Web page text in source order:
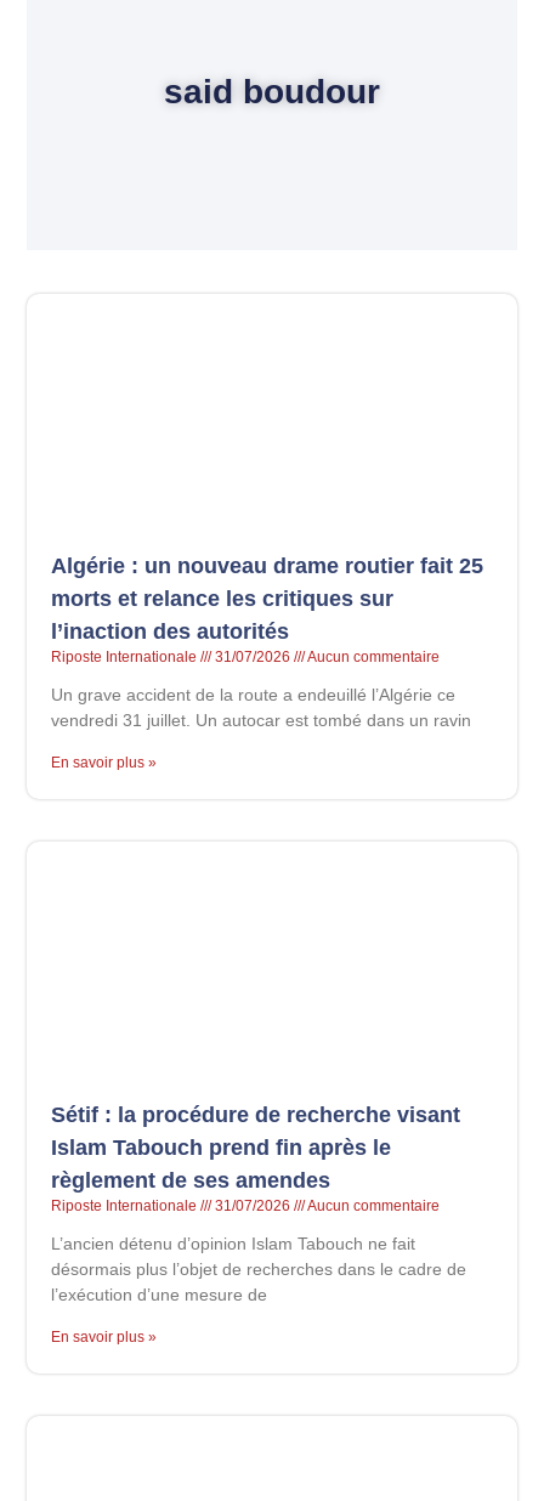
said boudour
Algérie : un nouveau drame routier fait 25
morts et relance les critiques sur
l’inaction des autorités
Riposte Internationale 31/07/2026 Aucun commentaire
Un grave accident de la route a endeuillé l’Algérie ce
vendredi 31 juillet. Un autocar est tombé dans un ravin
En savoir plus »
Sétif : la procédure de recherche visant
Islam Tabouch prend fin après le
règlement de ses amendes
Riposte Internationale 31/07/2026 Aucun commentaire
L’ancien détenu d’opinion Islam Tabouch ne fait
désormais plus l’objet de recherches dans le cadre de
l’exécution d’une mesure de
En savoir plus »